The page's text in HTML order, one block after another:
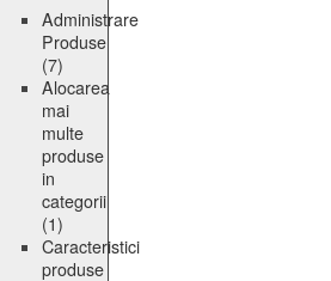
Administrare
Produse
(7)
Alocarea
mai
multe
produse
in
categorii
(1)
Caracteristici
produse